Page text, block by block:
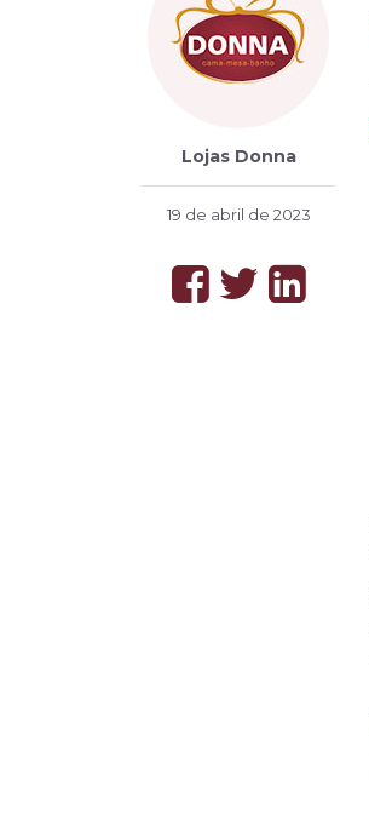
Lojas Donna
19 de abril de 2023